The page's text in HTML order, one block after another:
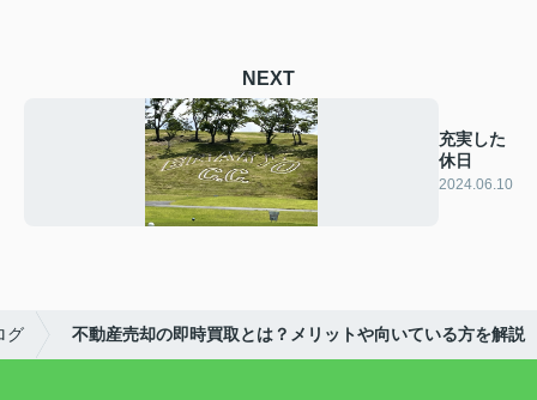
NEXT
充実した
休日
2024.06.10
グ 不動産売却の即時買取とは？メリットや向いている方を解説